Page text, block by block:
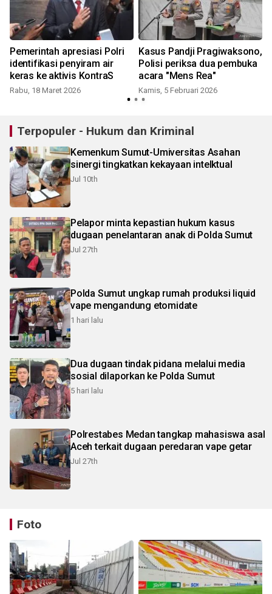
Pemerintah apresiasi Polri
identifikasi penyiram air
keras ke aktivis KontraS
Rabu, 18 Maret 2026
Kasus Pandji Pragiwaksono,
Polisi periksa dua pembuka
acara "Mens Rea"
Kamis, 5 Februari 2026
Terpopuler - Hukum dan Kriminal
Kemenkum Sumut-Umiversitas Asahan
sinergi tingkatkan kekayaan intelktual
Jul 10th
Pelapor minta kepastian hukum kasus
dugaan penelantaran anak di Polda Sumut
Jul 27th
Polda Sumut ungkap rumah produksi liquid
vape mengandung etomidate
1 hari lalu
Dua dugaan tindak pidana melalui media
sosial dilaporkan ke Polda Sumut
5 hari lalu
Polrestabes Medan tangkap mahasiswa asal
Aceh terkait dugaan peredaran vape getar
Jul 27th
Foto